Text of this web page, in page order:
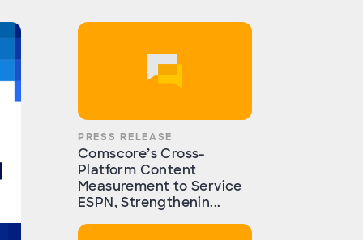
PRESS RELEASE
Comscore’s Cross-
Platform Content
Measurement to Service
ESPN, Strengthenin...